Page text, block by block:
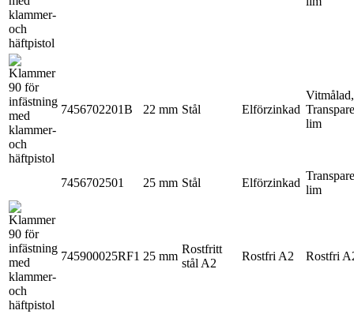
7456702201B 22 mm Stål Elförzinkad
Vitmålad,
lim
7456702501 25 mm Stål Elförzinkad
lim
745900025RF1 25 mm
Rostfritt
stål A2
Rostfri A2 Rostfri